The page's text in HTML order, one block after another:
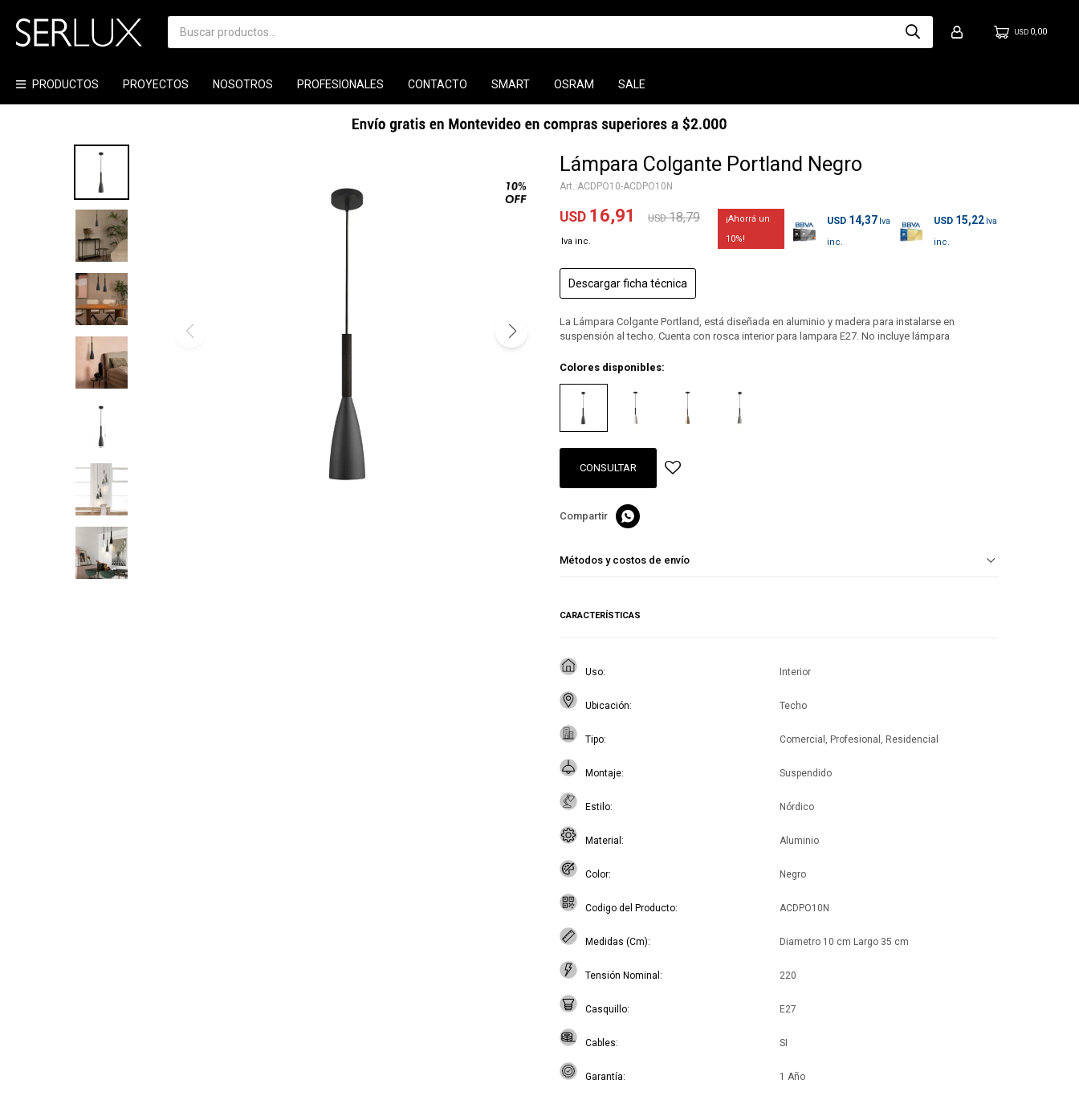
PRODUCTOS PROYECTOS NOSOTROS PROFESIONALES CONTACTO SMART OSRAM SALE
USD 0,00
Lámpara Colgante Portland Negro
ACDPO10-ACDPO10N
USD 16,91 USD 18,79
10
USD 14,37 USD 15,22
Descargar ficha técnica
La Lámpara Colgante Portland, está diseñada en aluminio y madera para instalarse en
suspensión al techo. Cuenta con rosca interior para lampara E27. No incluye lámpara
Colores disponibles:
CONSULTAR

Métodos y costos de envío
CARACTERÍSTICAS
Uso Interior
Ubicación Techo
Tipo Comercial, Profesional, Residencial
Montaje Suspendido
Estilo Nórdico
Material Aluminio
Color Negro
Codigo del Producto ACDPO10N
Medidas (Cm) Diametro 10 cm Largo 35 cm
Tensión Nominal 220
Casquillo E27
Cables SI
Garantía 1 Año